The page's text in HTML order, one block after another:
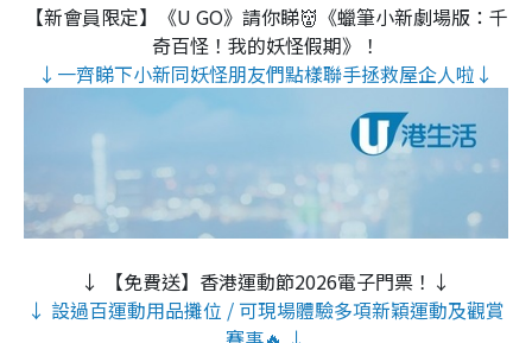
【新會員限定】《U GO》請你睇👹《蠟筆小新劇場版：千
奇百怪！我的妖怪假期》！
↓一齊睇下小新同妖怪朋友們點樣聯手拯救屋企人啦↓
↓ 【免費送】香港運動節2026電子門票！↓
↓ 設過百運動用品攤位 / 可現場體驗多項新穎運動及觀賞